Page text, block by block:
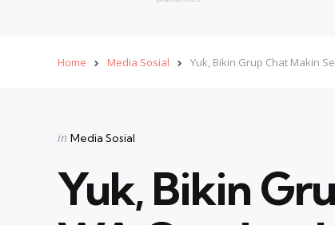
Home Media Sosial Yuk, Bikin Grup Chat Makin
Categories
Posted
in Media Sosial
Yuk, Bikin